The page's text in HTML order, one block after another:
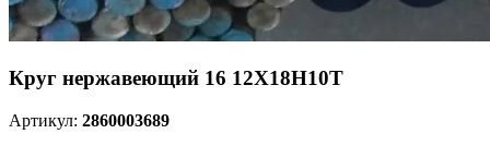
Круг нержавеющий 16 12Х18Н10Т
Артикул: 2860003689